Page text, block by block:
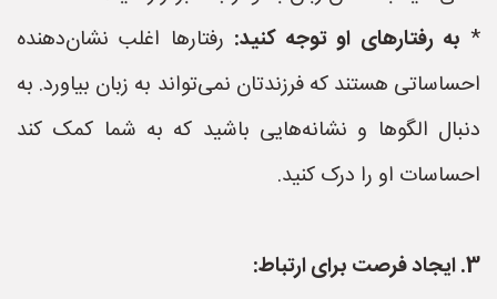
* به رفتارهای او توجه کنید: رفتارها اغلب نشان‌دهنده
احساساتی هستند که فرزندتان نمی‌تواند به زبان بیاورد. به
دنبال الگوها و نشانه‌هایی باشید که به شما کمک کند
احساسات او را درک کنید.
3. ایجاد فرصت برای ارتباط: